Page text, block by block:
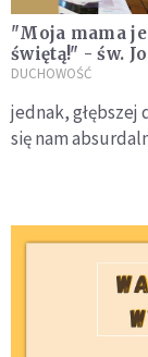
"Moja mama
świętą!" - św.
Beretta Molla
córki
DUCHOWOŚĆ
jednak,
się nam